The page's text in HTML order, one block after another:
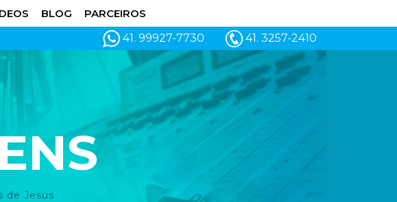
BLOG
PARCEIROS
41. 99927-7730
41. 3257-2410
de Jesus